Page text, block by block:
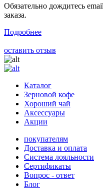
Обязательно дождитесь
заказа.
Подробнее
оставить отзыв
Каталог
Зерновой кофе
Хороший чай
Аксессуары
Акции
покупателям
Доставка и оплата
Система лояльности
Сертификаты
Вопрос - ответ
Блог